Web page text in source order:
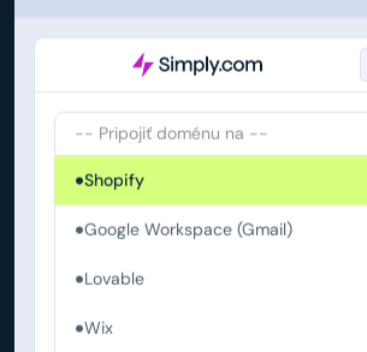
-- Pripojiť doménu na --
Shopify
Google Workspace (Gmail)
Lovable
Wix